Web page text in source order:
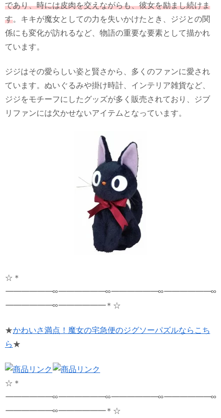
であり、時には皮肉を交えながらも、彼女を励まし続けま
す。キキが魔女としての力を失いかけたとき、ジジとの関
係にも変化が訪れるなど、物語の重要な要素として描かれ
ています。
ジジはその愛らしい姿と賢さから、多くのファンに愛され
ています。ぬいぐるみや掛け時計、インテリア雑貨など、
ジジをモチーフにしたグッズが多く販売されており、ジブ
リファンには欠かせないアイテムとなっています。
☆＊
━━━━━━∞━━━━━━∞━━━━━━∞━━━━━━∞
━━━━━━∞━━━━━━＊☆
★かわいさ満点！魔女の宅急便のジグソーパズルならこち
ら★
☆＊
━━━━━━∞━━━━━━∞━━━━━━∞━━━━━━∞
━━━━━━∞━━━━━━＊☆